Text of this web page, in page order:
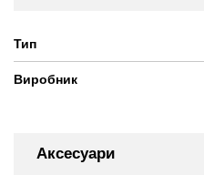
Тип
Виробник
Аксесуари